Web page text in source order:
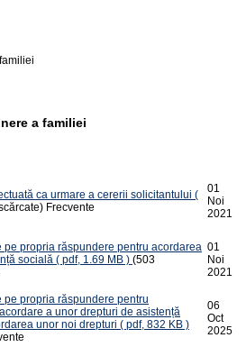
a familiei
ca urmare a cererii solicitantului (
Frecvente
01
Noi
2021
pe propria răspundere pentru acordarea
socială ( pdf, 1.69 MB ) (503
01
Noi
2021
pe propria răspundere pentru
a unor drepturi de asistență
unor noi drepturi ( pdf, 832 KB )
06
Oct
2025